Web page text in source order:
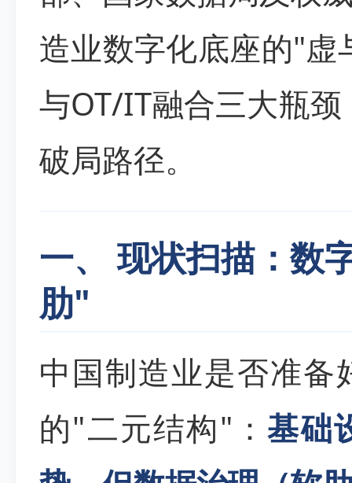
造业数字化底座的"
与OT/IT融合三大瓶
破局路径。
一、 现状扫描：数
肋"
中国制造业是否准
的"二元结构"：基础